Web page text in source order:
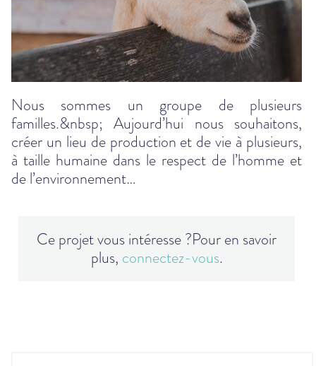
Nous sommes un groupe de plusieurs
familles.&nbsp; Aujourd’hui nous souhaitons,
créer un lieu de production et de vie à plusieurs,
à taille humaine dans le respect de l’homme et
de l’environnement…
Ce projet vous intéresse ?Pour en savoir
plus, connectez-vous.